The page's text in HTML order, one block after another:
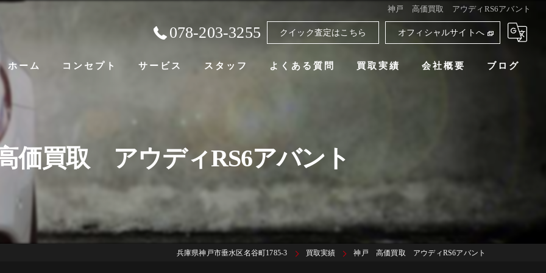
神戸 高価買取 アウディRS6アバント
078-203-3255 クイック査定はこちら オフィシャルサイトへ
ホーム コンセプト サービス スタッフ よくある質問 買取実績 会社概要 ブログ
価買取 アウディRS6アバント
兵庫県神戸市垂水区名谷町1785-3 買取実績 神戸 高価買取 アウディRS6アバント